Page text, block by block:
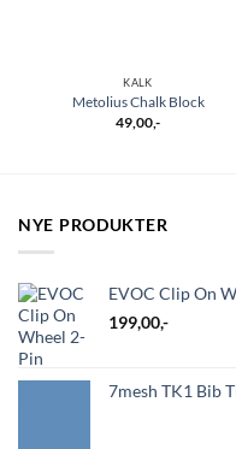
KALK
Metolius Chalk Block
49,00,-
NYE PRODUKTER
EVOC Clip On
199,00,-
7mesh TK1 Bib